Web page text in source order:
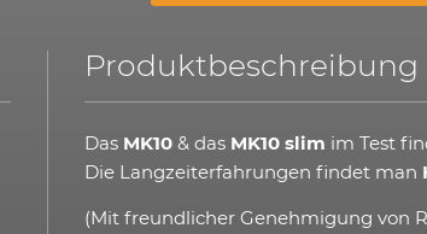
Produktbeschreibung
Das MK10 & das MK10 slim im Test
Die Langzeiterfahrungen findet man
(Mit freundlicher Genehmigung von